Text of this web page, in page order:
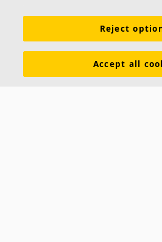
Inspiração e Conhecimento
Tools & Services
Reject
Accept all